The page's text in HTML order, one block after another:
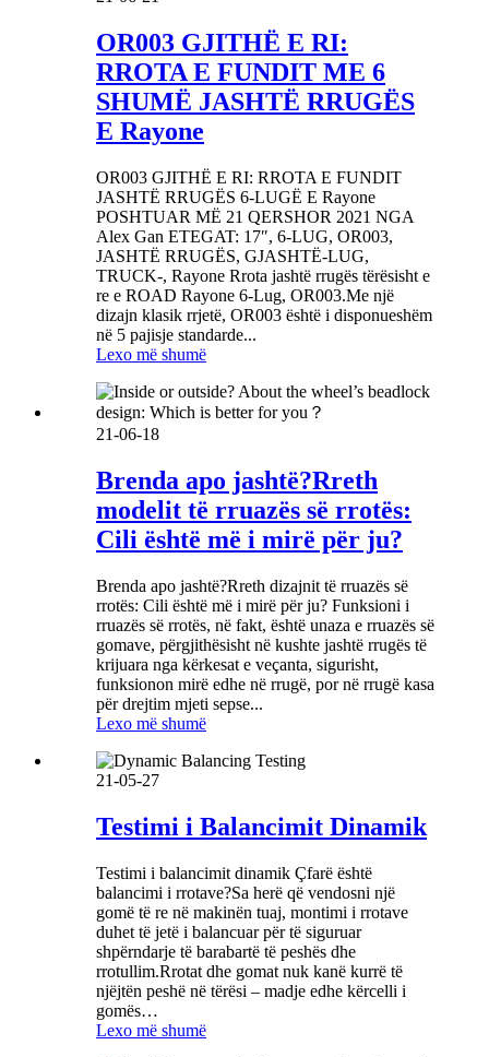
OR003 GJITHË E RI:
RROTA E FUNDIT ME 6
SHUMË JASHTË RRUGËS
E Rayone
OR003 GJITHË E RI: RROTA E FUNDIT
JASHTË RRUGËS 6-LUGË E Rayone
POSHTUAR MË 21 QERSHOR 2021 NGA
Alex Gan ETEGAT: 17″, 6-LUG, OR003,
JASHTË RRUGËS, GJASHTË-LUG,
TRUCK-, Rayone Rrota jashtë rrugës tërësisht e
re e ROAD Rayone 6-Lug, OR003.Me një
dizajn klasik rrjetë, OR003 është i disponueshëm
në 5 pajisje standarde...
Lexo më shumë
21-06-18
Brenda apo jashtë?Rreth
modelit të rruazës së rrotës:
Cili është më i mirë për ju?
Brenda apo jashtë?Rreth dizajnit të rruazës së
rrotës: Cili është më i mirë për ju? Funksioni i
rruazës së rrotës, në fakt, është unaza e rruazës së
gomave, përgjithësisht në kushte jashtë rrugës të
krijuara nga kërkesat e veçanta, sigurisht,
funksionon mirë edhe në rrugë, por në rrugë kasa
për drejtim mjeti sepse...
Lexo më shumë
21-05-27
Testimi i Balancimit Dinamik
Testimi i balancimit dinamik Çfarë është
balancimi i rrotave?Sa herë që vendosni një
gomë të re në makinën tuaj, montimi i rrotave
duhet të jetë i balancuar për të siguruar
shpërndarje të barabartë të peshës dhe
rrotullim.Rrotat dhe gomat nuk kanë kurrë të
njëjtën peshë në tërësi – madje edhe kërcelli i
gomës…
Lexo më shumë